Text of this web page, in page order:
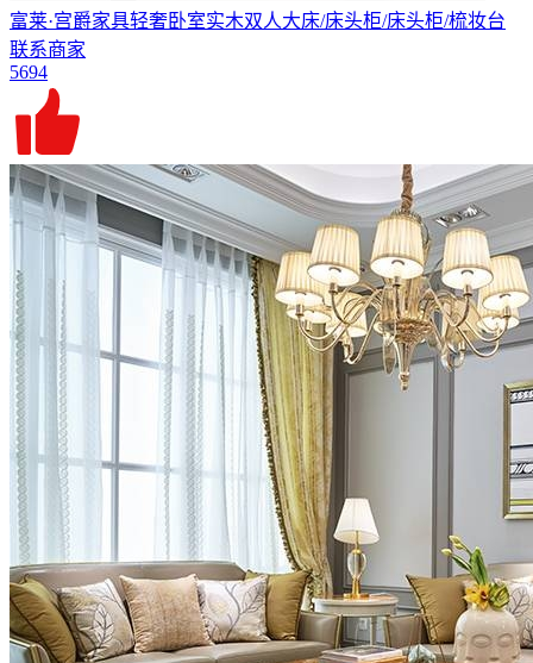
富莱·宫爵家具轻奢卧室实木双人大床/床头柜/床头柜/梳妆台
联系商家
5694